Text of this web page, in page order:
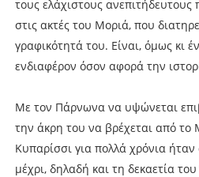
τους ελάχιστους ανεπιτήδευτους
στις ακτές του Μοριά, που
γραφικότητά του. Είναι, όμως κι
ενδιαφέρον όσον αφορά την
Με τον Πάρνωνα να υψώνεται
την άκρη του να βρέχεται από το
Κυπαρίσσι για πολλά χρόνια
μέχρι, δηλαδή και τη δεκαετία